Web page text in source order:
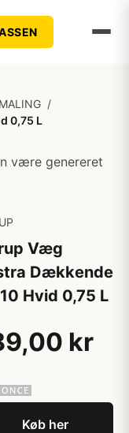
/
0,75 L
være genereret
Væg
Dækkende
Hvid 0,75 L
kr
Køb her